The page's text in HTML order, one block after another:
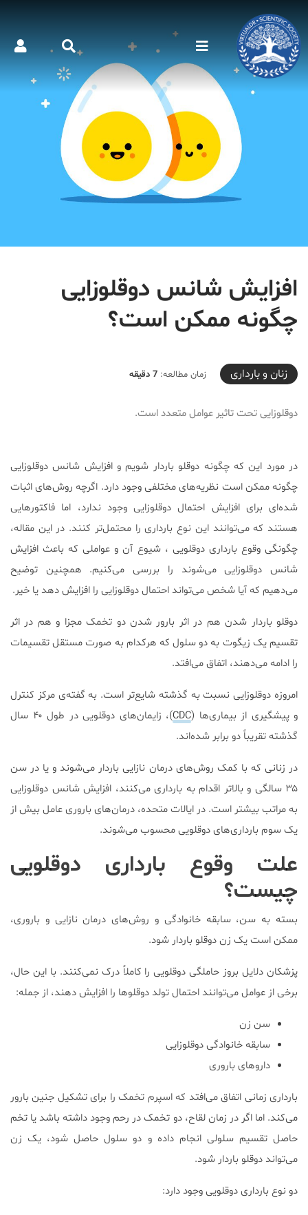
افزایش شانس دوقلوزایی
چگونه ممکن است؟
2021-07-02T19:19:06+04:30
زنان و بارداری زمان مطالعه: 7 دقیقه
دوقلوزایی تحت تاثیر عوامل متعدد است.
در مورد این که چگونه دوقلو باردار شویم و افزایش شانس دوقلوزایی
چگونه ممکن است نظریه‌های مختلفی وجود دارد. اگرچه روش‌های اثبات
شده‌ای برای افزایش احتمال دوقلوزایی وجود ندارد، اما فاکتورهایی
هستند که می‌توانند این نوع بارداری را محتمل‌تر کنند. در این مقاله،
چگونگی وقوع بارداری دوقلویی ، شیوع آن‌ و عواملی که باعث افزایش
شانس دوقلوزایی می‌شوند را بررسی می‌کنیم. همچنین توضیح
می‌دهیم که آیا شخص می‌تواند احتمال دوقلوزایی را افزایش دهد یا خیر.
دوقلو باردار شدن هم در اثر بارور شدن دو تخمک مجزا و هم در اثر
تقسیم یک زیگوت به دو سلول که هرکدام به صورت مستقل تقسیمات
را ادامه می‌دهند، اتفاق می‌افتد.
امروزه دوقلوزایی نسبت به گذشته شایع‌تر است. به گفته‌ی مرکز کنترل
و پیشگیری از بیماری‌ها (CDC
)، زایمان‌های دوقلویی در طول ۴۰ سال
گذشته تقریباً دو برابر شده‌اند.
در زنانی که با کمک روش‌های درمان نازایی باردار می‌شوند و یا در سن
۳۵ سالگی و بالاتر اقدام به بارداری می‌کنند، افزایش شانس دوقلوزایی
به مراتب بیشتر است. در ایالات متحده، درمان‌های باروری عامل بیش از
یک سوم بارداری‌های دوقلویی محسوب می‌شوند.
علت وقوع بارداری دوقلویی
چیست؟
بسته به سن، سابقه خانوادگی و روش‌های درمان نازایی و باروری،
ممکن است یک زن دوقلو باردار شود.
پزشکان دلایل بروز حاملگی دوقلویی را کاملاً درک نمی‌کنند. با این حال،
برخی از عوامل می‌توانند احتمال تولد دوقلوها را افزایش دهند، از جمله:
سن زن
سابقه خانوادگی دوقلوزایی
داروهای باروری
بارداری زمانی اتفاق می‌افتد که اسپرم تخمک را برای تشکیل جنین بارور
می‌کند. اما اگر در زمان لقاح، دو تخمک در رحم وجود داشته باشد یا تخم
حاصل تقسیم سلولی انجام داده و دو سلول حاصل شود، یک زن
می‌تواند دوقلو باردار شود.
دو نوع بارداری دوقلویی وجود دارد: